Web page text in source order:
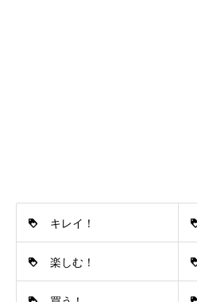
キレイ！
楽しむ！